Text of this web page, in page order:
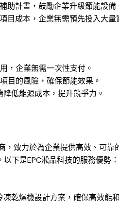
助計畫，鼓勵企業升級節能設備
目成本，企業無需預先投入大量
，企業無需一次性支付。
目的風險，確保節能效果。
低能源成本，提升競爭力。
，致力於為企業提供高效、可
下是EPC淞品科技的服務優勢：
乾燥機設計方案，確保高效能